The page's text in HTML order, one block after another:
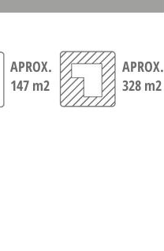
APROX.
328 m2
APROX.
147 m2